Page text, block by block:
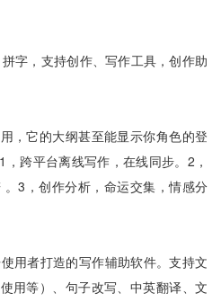
字，支持创作、写作工具，创作助
，它的大纲甚至能显示你角色的登
跨平台离线写作，在线同步。2，
3，创作分析，命运交集，情感分
用者打造的写作辅助软件。支持文
用等）、句子改写、中英翻译、文